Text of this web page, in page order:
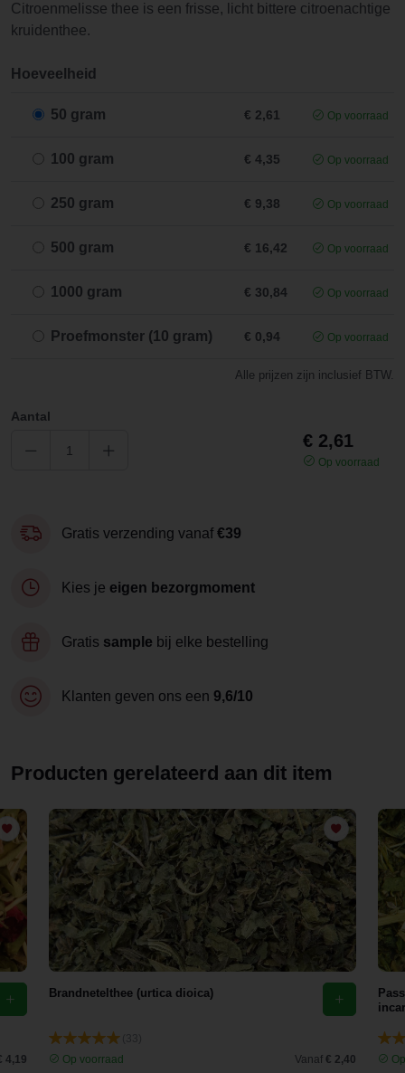
Citroenmelisse thee is een frisse, licht bittere citroenachtige
kruidenthee.
Hoeveelheid
50 gram € 2,61 Op voorraad
100 gram € 4,35 Op voorraad
250 gram € 9,38 Op voorraad
500 gram € 16,42 Op voorraad
1000 gram € 30,84 Op voorraad
Proefmonster (10 gram) € 0,94 Op voorraad
Alle prijzen zijn inclusief BTW.
Aantal
€ 2,61
Op voorraad
Gratis verzending vanaf €39
Kies je eigen bezorgmoment
Gratis sample bij elke bestelling
Klanten geven ons een 9,6/10
Producten gerelateerd aan dit item
4,19
Brandnetelthee (urtica dioica)
Op voorraad
Vanaf € 2,40